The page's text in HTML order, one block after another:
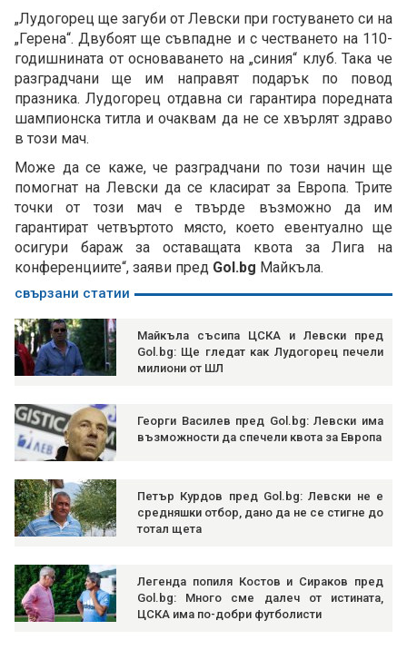
„Лудогорец ще загуби от Левски при гостуването си на
„Герена“. Двубоят ще съвпадне и с честването на 110-
годишнината от основаването на „синия“ клуб. Така че
разградчани ще им направят подарък по повод
празника. Лудогорец отдавна си гарантира поредната
шампионска титла и очаквам да не се хвърлят здраво
в този мач.
Може да се каже, че разградчани по този начин ще
помогнат на Левски да се класират за Европа. Трите
точки от този мач е твърде възможно да им
гарантират четвъртото място, което евентуално ще
осигури бараж за оставащата квота за Лига на
конференциите“, заяви пред Gol.bg Майкъла.
свързани статии
Майкъла съсипа ЦСКА и Левски пред
Gol.bg: Ще гледат как Лудогорец печели
милиони от ШЛ
Георги Василев пред Gol.bg: Левски има
възможности да спечели квота за Европа
Петър Курдов пред Gol.bg: Левски не е
средняшки отбор, дано да не се стигне до
тотал щета
Легенда попиля Костов и Сираков пред
Gol.bg: Много сме далеч от истината,
ЦСКА има по-добри футболисти